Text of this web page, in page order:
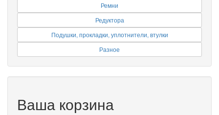
Ремни
Редуктора
Подушки, прокладки, уплотнители, втулки
Разное
Ваша корзина